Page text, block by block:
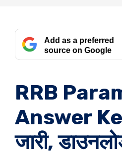
Add as a preferred
source on Google
RRB
Answer
जारी,